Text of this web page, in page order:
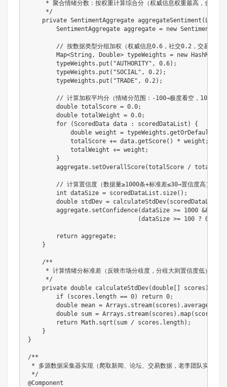
* 聚合情绪分数：按权重计算综合分（权威信息权重最高，合规部
     */
private SentimentAggregate aggregateSentiment ( List
SentimentAggregate aggregate = new
// 按数据类型分组加权（权威信息0.6，社交0.2，交易0.2）
Map<String , Double> typeWeights = new HashMap
        typeWeights
. put ( "AUTHORITY" , 0.6) ;
        typeWeights
. put ( "SOCIAL" , 0.2 ) ;
        typeWeights
. put ( "TRADE" , 0.2 ) ;
// 计算加权平均分（情绪分范围：-100→极度看空，100→极
double totalScore = 0.0;
double totalWeight = 0.0;
for
(ScoredData data : scoredDataList )
{
double weight = typeWeights .getOrDefault
            totalScore
+= data.getScore( ) * weight ;
            totalWeight
+= weight ;
}
        aggregate
. setOverallScore(totalScore /
// 计算置信度（数据量≥1000条+标准差≤30→置信度高）
int dataSize = scoredDataList . size( ) ;
double stdDev = calculateStdDev( scoredDataList
        aggregate
. setConfidence(dataSize >= 1000 &&
(dataSize >= 100 ? 0.5
return aggregate;
}
/**
     * 计算情绪分标准差（反映市场分歧度，分歧大则置信度低）
     */
private double calculateStdDev(double [ ] scores )
if
( scores . length == 0) return 0;
double mean = Arrays . stream( scores ) .average
double sum = Arrays . stream( scores ) .map( score
return Math. sqrt ( sum / scores . length) ;
}
}
/**
* 多源数据采集器实现（爬取新闻、论坛、交易数据，老李团队实测稳
*/
@Component